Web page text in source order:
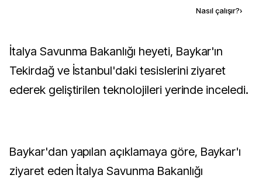
Nasıl çalışır?›
İtalya Savunma Bakanlığı heyeti, Baykar'ın
Tekirdağ ve İstanbul'daki tesislerini ziyaret
ederek geliştirilen teknolojileri yerinde inceledi.
Baykar'dan yapılan açıklamaya göre, Baykar'ı
ziyaret eden İtalya Savunma Bakanlığı